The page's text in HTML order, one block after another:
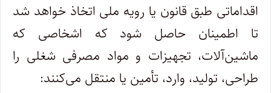
اقداماتی طبق قانون یا رویه ملی اتخاذ خواهد شد
تا اطمینان حاصل شود که اشخاصی که
ماشین‌آلات، تجهیزات و مواد مصرفی شغلی را
طراحی، تولید، وارد، تأمین یا منتقل می‌کنند: